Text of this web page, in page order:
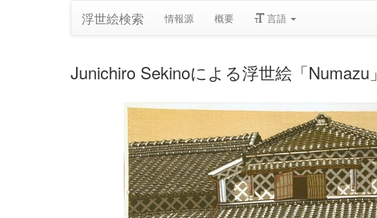
浮世絵検索 情報源 概要 言語
Junichiro Sekinoによる浮世絵「Numazu」